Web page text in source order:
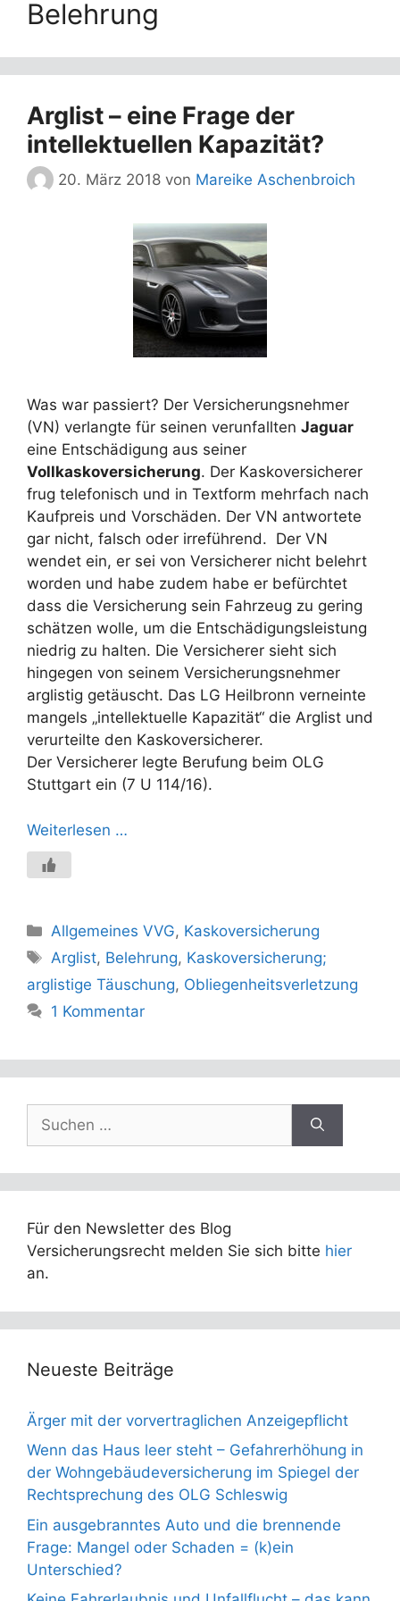
Belehrung
Arglist – eine Frage der
intellektuellen Kapazität?
20. März 2018 von Mareike Aschenbroich
Was war passiert? Der Versicherungsnehmer
(VN) verlangte für seinen verunfallten Jaguar
eine Entschädigung aus seiner
Vollkaskoversicherung. Der Kaskoversicherer
frug telefonisch und in Textform mehrfach nach
Kaufpreis und Vorschäden. Der VN antwortete
gar nicht, falsch oder irreführend. Der VN
wendet ein, er sei von Versicherer nicht belehrt
worden und habe zudem habe er befürchtet
dass die Versicherung sein Fahrzeug zu gering
schätzen wolle, um die Entschädigungsleistung
niedrig zu halten. Die Versicherer sieht sich
hingegen von seinem Versicherungsnehmer
arglistig getäuscht. Das LG Heilbronn verneinte
mangels „intellektuelle Kapazität“ die Arglist und
verurteilte den Kaskoversicherer.
Der Versicherer legte Berufung beim OLG
Stuttgart ein (7 U 114/16).
Weiterlesen …
Kategorien
Allgemeines VVG, Kaskoversicherung
Schlagwörter
Arglist, Belehrung, Kaskoversicherung;
arglistige Täuschung, Obliegenheitsverletzung
1 Kommentar
nach:
Für den Newsletter des Blog
Versicherungsrecht melden Sie sich bitte hier
an.
Neueste Beiträge
Ärger mit der vorvertraglichen Anzeigepflicht
Wenn das Haus leer steht – Gefahrerhöhung in
der Wohngebäudeversicherung im Spiegel der
Rechtsprechung des OLG Schleswig
Ein ausgebranntes Auto und die brennende
Frage: Mangel oder Schaden = (k)ein
Unterschied?